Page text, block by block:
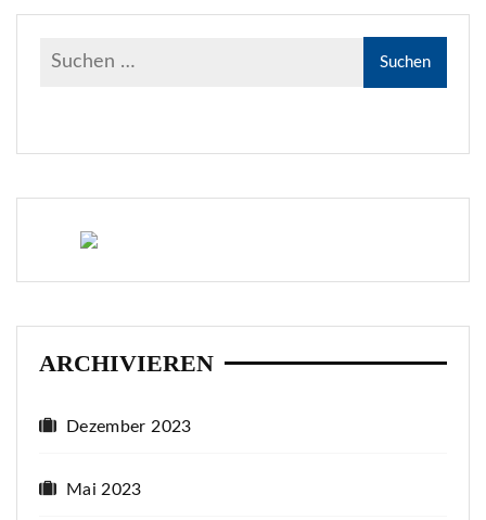
ARCHIVIEREN
Dezember 2023
Mai 2023